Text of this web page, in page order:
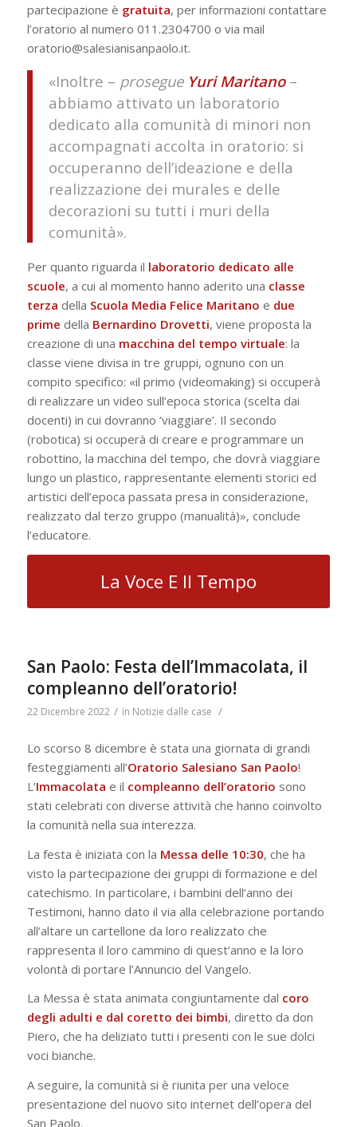
partecipazione è gratuita, per informazioni contattare
l’oratorio al numero 011.2304700 o via mail
oratorio@salesianisanpaolo.it.
«Inoltre – prosegue Yuri Maritano–
abbiamo attivato un laboratorio
dedicato alla comunità di minori non
accompagnati accolta in oratorio: si
occuperanno dell’ideazione e della
realizzazione dei murales e delle
decorazioni su tutti i muri della
comunità».
Per quanto riguarda il laboratorio dedicato alle
scuole, a cui al momento hanno aderito una classe
terza della Scuola Media Felice Maritano e due
prime della Bernardino Drovetti, viene proposta la
creazione di una macchina del tempo virtuale: la
classe viene divisa in tre gruppi, ognuno con un
compito specifico: «il primo (videomaking) si occuperà
di realizzare un video sull’epoca storica (scelta dai
docenti) in cui dovranno ‘viaggiare’. Il secondo
(robotica) si occuperà di creare e programmare un
robottino, la macchina del tempo, che dovrà viaggiare
lungo un plastico, rappresentante elementi storici ed
artistici dell’epoca passata presa in considerazione,
realizzato dal terzo gruppo (manualità)», conclude
l’educatore.
La Voce E Il Tempo
San Paolo: Festa dell’Immacolata, il
compleanno dell’oratorio!
22 Dicembre 2022 / in Notizie dalle case /
Lo scorso 8 dicembre è stata una giornata di grandi
festeggiamenti all’Oratorio Salesiano San Paolo!
L’Immacolata e il compleanno dell’oratorio sono
stati celebrati con diverse attività che hanno coinvolto
la comunità nella sua interezza.
La festa è iniziata con la Messa delle 10:30, che ha
visto la partecipazione dei gruppi di formazione e del
catechismo. In particolare, i bambini dell’anno dei
Testimoni, hanno dato il via alla celebrazione portando
all’altare un cartellone da loro realizzato che
rappresenta il loro cammino di quest’anno e la loro
volontà di portare l’Annuncio del Vangelo.
La Messa è stata animata congiuntamente dal coro
degli adulti e dal coretto dei bimbi, diretto da don
Piero, che ha deliziato tutti i presenti con le sue dolci
voci bianche.
A seguire, la comunità si è riunita per una veloce
presentazione del nuovo sito internet dell’opera del
San Paolo.